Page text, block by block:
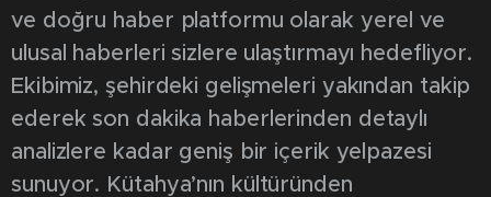
ve doğru haber platformu olarak yerel ve
ulusal haberleri sizlere ulaştırmayı hedefliyor.
Ekibimiz, şehirdeki gelişmeleri yakından takip
ederek son dakika haberlerinden detaylı
analizlere kadar geniş bir içerik yelpazesi
sunuyor. Kütahya’nın kültüründen